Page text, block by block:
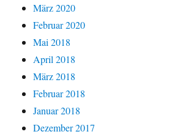
März 2020
Februar 2020
Mai 2018
April 2018
März 2018
Februar 2018
Januar 2018
Dezember 2017